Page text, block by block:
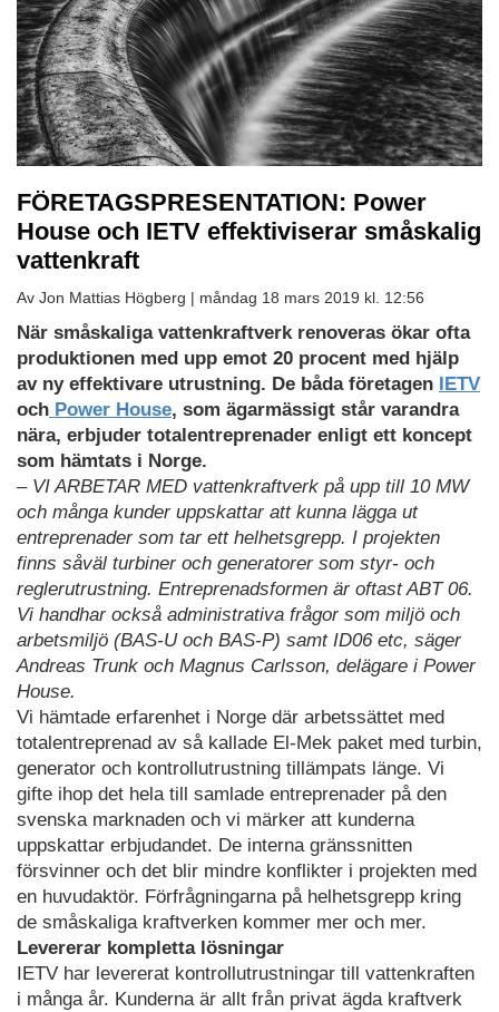
FÖRETAGSPRESENTATION: Power
House och IETV effektiviserar småskalig
vattenkraft
Av Jon Mattias Högberg | måndag 18 mars 2019 kl. 12:56
När småskaliga vattenkraftverk renoveras ökar ofta
produktionen med upp emot 20 procent med hjälp
av ny effektivare utrustning. De båda företagen IETV
och Power House, som ägarmässigt står varandra
nära, erbjuder totalentreprenader enligt ett koncept
som hämtats i Norge.
– VI ARBETAR MED vattenkraftverk på upp till 10 MW
och många kunder uppskattar att kunna lägga ut
entreprenader som tar ett helhetsgrepp. I projekten
finns såväl turbiner och generatorer som styr- och
reglerutrustning. Entreprenadsformen är oftast ABT 06.
Vi handhar också administrativa frågor som miljö och
arbetsmiljö (BAS-U och BAS-P) samt ID06 etc, säger
Andreas Trunk och Magnus Carlsson, delägare i Power
House.
Vi hämtade erfarenhet i Norge där arbetssättet med
totalentreprenad av så kallade El-Mek paket med turbin,
generator och kontrollutrustning tillämpats länge. Vi
gifte ihop det hela till samlade entreprenader på den
svenska marknaden och vi märker att kunderna
uppskattar erbjudandet. De interna gränssnitten
försvinner och det blir mindre konflikter i projekten med
en huvudaktör. Förfrågningarna på helhetsgrepp kring
de småskaliga kraftverken kommer mer och mer.
Levererar kompletta lösningar
IETV har levererat kontrollutrustningar till vattenkraften
i många år. Kunderna är allt från privat ägda kraftverk